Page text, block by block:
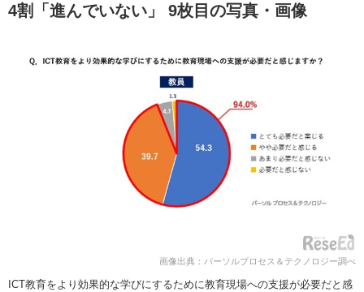
4割「進んでいない」 9枚目の写真・画像
画像出典：パーソルプロセス＆テクノロジー調べ
ICT教育をより効果的な学びにするために教育現場への支援が必要だと感